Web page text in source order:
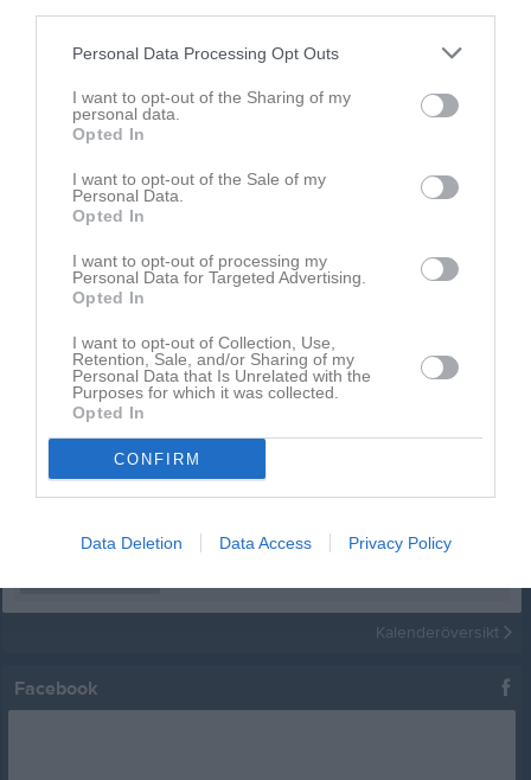
Personal Data Processing Opt Outs
I want to opt-out of the Sharing of my
personal data.
Opted In
I want to opt-out of the Sale of my
Personal Data.
Opted In
I want to opt-out of processing my
Personal Data for Targeted Advertising.
Opted In
I want to opt-out of Collection, Use,
Retention, Sale, and/or Sharing of my
Personal Data that Is Unrelated with the
Purposes for which it was collected.
Opted In
CONFIRM
Data Deletion Data Access Privacy Policy
Tidigare tävlingar Kommande tävlingar
Skåneserien 1 Knislinge
15 mar
Senior- och ungdom
Knislinge Judo Open
1 okt, 08:00
Startgruppen
Skåneserie 2
På gång Kalender
Fortsättningsgruppen Brännboll och grill
Fortsättningsgruppen Träning 24 aug, 17:30
Kalenderöversikt
Facebook